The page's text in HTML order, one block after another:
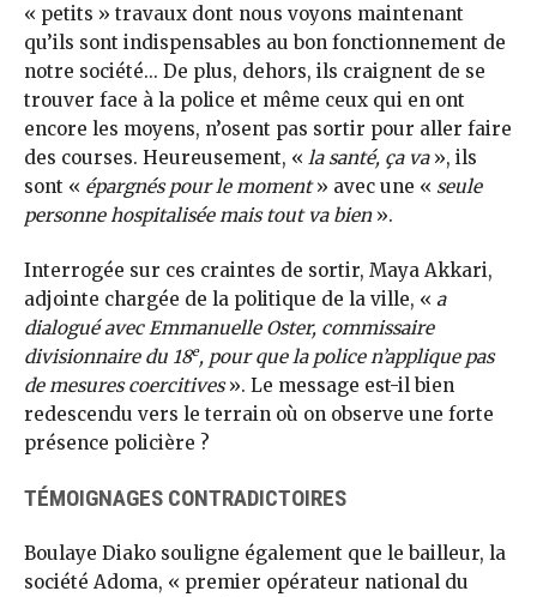
« petits » travaux dont nous voyons maintenant
qu’ils sont indispensables au bon fonctionnement de
notre société... De plus, dehors, ils craignent de se
trouver face à la police et même ceux qui en ont
encore les moyens, n’osent pas sortir pour aller faire
des courses. Heureusement, « la santé, ça va», ils
sont « épargnés pour le moment» avec une « seule
personne hospitalisée mais tout va bien».
Interrogée sur ces craintes de sortir, Maya Akkari,
adjointe chargée de la politique de la ville, « a
dialogué avec Emmanuelle Oster, commissaire
divisionnaire du 18e, pour que la police n’applique pas
de mesures coercitives». Le message est-il bien
redescendu vers le terrain où on observe une forte
présence policière ?
TÉMOIGNAGES CONTRADICTOIRES
Boulaye Diako souligne également que le bailleur, la
société Adoma, « premier opérateur national du